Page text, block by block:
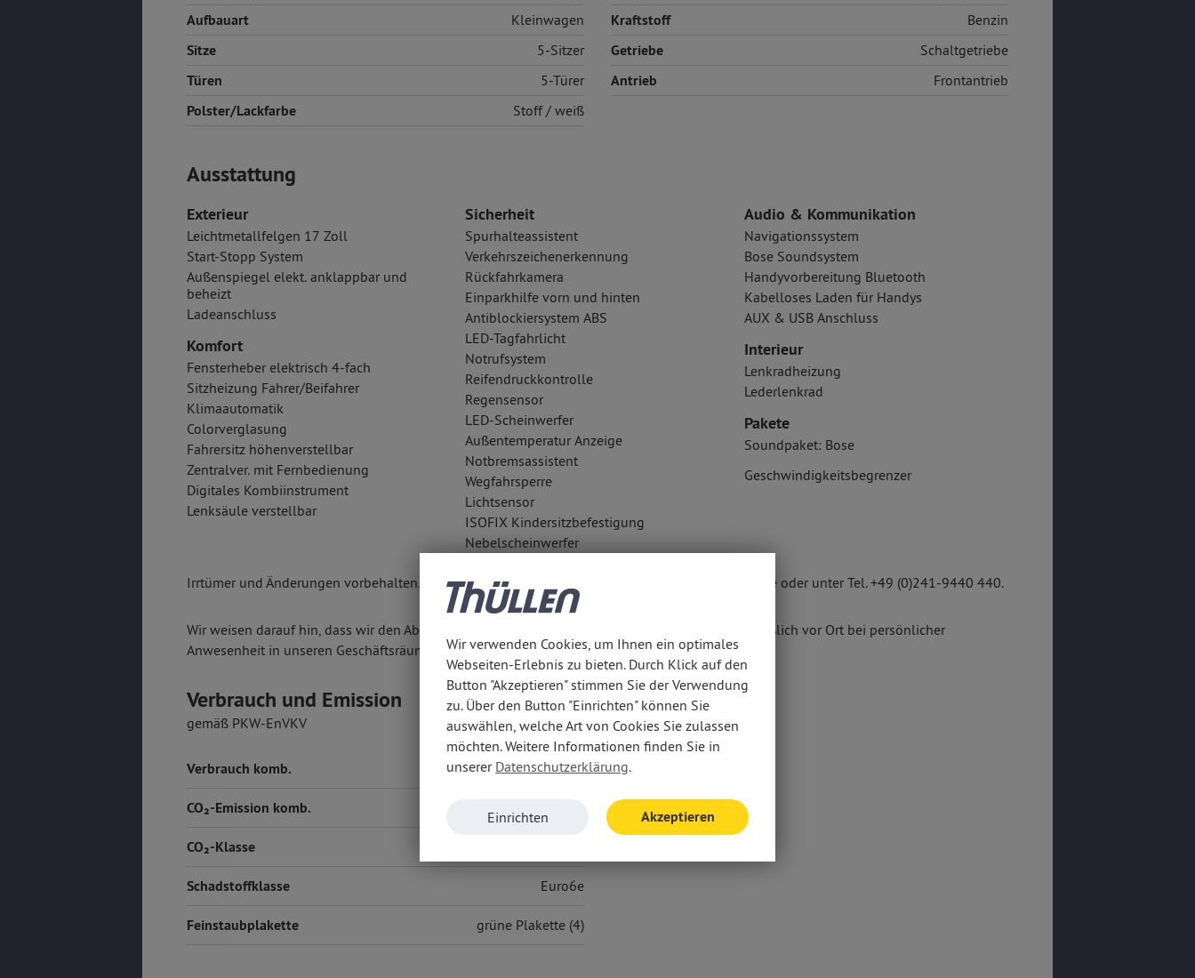
Aufbauart Kleinwagen
Sitze 5-Sitzer
Türen 5-Türer
Polster/Lackfarbe Stoff/ weiß
Kraftstoff Benzin
Getriebe Schaltgetriebe
Antrieb Frontantrieb
Ausstattung
Exterieur
Leichtmetallfelgen 17 Zoll
Start-Stopp System
Außenspiegel elekt. anklappbar und
beheizt
Ladeanschluss
Komfort
Fensterheber elektrisch 4-fach
Sitzheizung Fahrer/Beifahrer
Klimaautomatik
Colorverglasung
Fahrersitz höhenverstellbar
Zentralver. mit Fernbedienung
Digitales Kombiinstrument
Lenksäule verstellbar
Sicherheit
Spurhalteassistent
Verkehrszeichenerkennung
Rückfahrkamera
Einparkhilfe vorn und hinten
Antiblockiersystem ABS
LED-Tagfahrlicht
Notrufsystem
Reifendruckkontrolle
Regensensor
LED-Scheinwerfer
Außentemperatur Anzeige
Notbremsassistent
Wegfahrsperre
Lichtsensor
ISOFIX Kindersitzbefestigung
Nebelscheinwerfer
Audio & Kommunikation
Navigationssystem
Bose Soundsystem
Handyvorbereitung Bluetooth
Kabelloses Laden für Handys
AUX & USB Anschluss
Interieur
Lenkradheizung
Lederlenkrad
Pakete
Soundpaket: Bose
Geschwindigkeitsbegrenzer
Irrtümer und Änderungen vorbehalten. Weitere Informationen erhalten Sie unter www.thuellen.de oder unter Tel. +49 (0)241-9440 440.
Wir weisen darauf hin, dass wir den Abschluss eines Kaufvertrages zu diesem Angebot ausschließlich vor Ort bei persönlicher
Anwesenheit in unseren Geschäftsräumen anbieten.
Verbrauch und Emission
gemäß PKW-EnVKV
Verbrauch komb. 5,50 l/100 km
CO₂-Emission komb.
CO₂-Klasse
Schadstoffklasse Euro6e
Feinstaubplakette grüne Plakette (4)
Wir verwenden Cookies, um Ihnen ein optimales
Webseiten-Erlebnis zu bieten. Durch Klick auf den
Button "Akzeptieren" stimmen Sie der Verwendung
zu. Über den Button "Einrichten" können Sie
auswählen, welche Art von Cookies Sie zulassen
möchten. Weitere Informationen finden Sie in
unserer Datenschutzerklärung.
Einrichten Akzeptieren